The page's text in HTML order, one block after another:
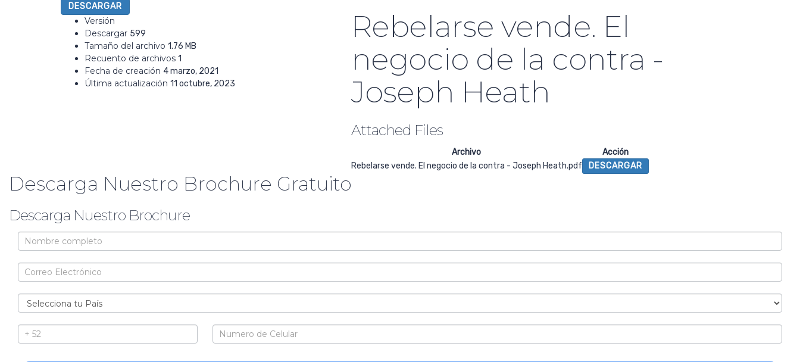
DESCARGAR
Versión
Descargar 599
Tamaño del archivo 1.76 MB
Recuento de archivos 1
Fecha de creación 4 marzo, 2021
Última actualización 11 octubre, 2023
Rebelarse vende. El
negocio de la contra -
Joseph Heath
Attached Files
Archivo
Acción
Rebelarse vende. El negocio de la contra - Joseph Heath.pdf
DESCARGAR
Descarga Nuestro Brochure Gratuito
Descarga Nuestro Brochure
Brochure